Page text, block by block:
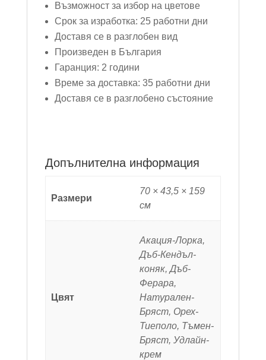
Възможност за избор на цветове
Срок за изработка: 25 работни дни
Доставя се в разглобен вид
Произведен в България
Гаранция: 2 години
Време за доставка: 35 работни дни
Доставя се в разглобено състояние
Допълнителна информация
Размери
70 × 43,5 × 159
см
Цвят
Акация-Лорка,
Дъб-Кендъл-
коняк, Дъб-
Ферара,
Натурален-
Бряст, Орех-
Тиеполо, Тъмен-
Бряст, Удлайн-
крем